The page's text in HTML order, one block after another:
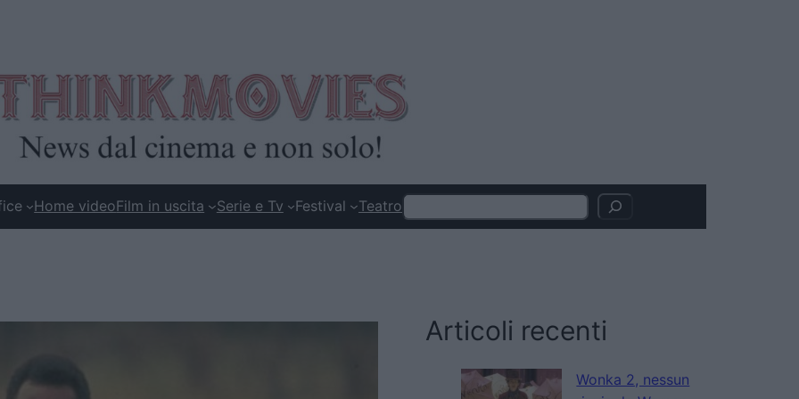
Home videoFilm in uscita Serie e Tv Festival TeatroSearch
Articoli recenti
Wonka 2, nessun